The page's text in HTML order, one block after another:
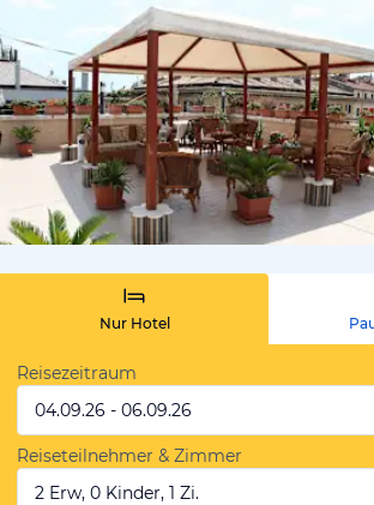
Nur Hotel
Reisezeitraum
04.09.26 - 06.09.26
Reiseteilnehmer & Zimmer
2 Erw, 0 Kinder, 1 Zi.